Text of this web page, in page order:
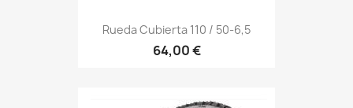
Rueda Cubierta 110 / 50-6,5
64,00 €